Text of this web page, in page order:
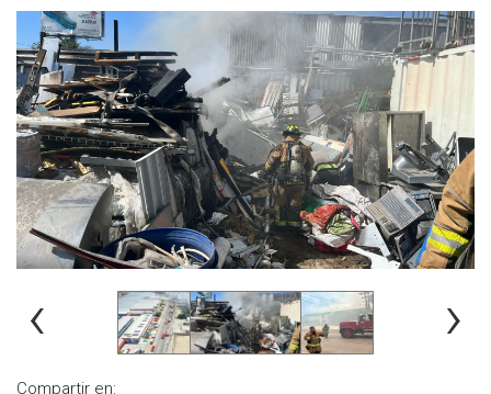
seguridad para prevenir congestionamientos que puedan
retrasar las labores de atención.
Se hace un llamado a la ciudadanía para evitar circular por la
zona durante las labores de emergencia para facilitar la labor
de los cuerpos de rescate y garantizar la seguridad de
todos, se recomienda utilizar vías alternas.
Visita y accede a todo nuestro contenido |
www.cadenanoticias.com| Twitter: @cadena_noticias|
Facebook:@cadenanoticiasmx| Instagram:
@cadenanoticiasmx| TikTok:@CadenaNoticias|
@CadenaNoticias| Telegram:@CadenaNoticias
‹ ›
Compartir en: